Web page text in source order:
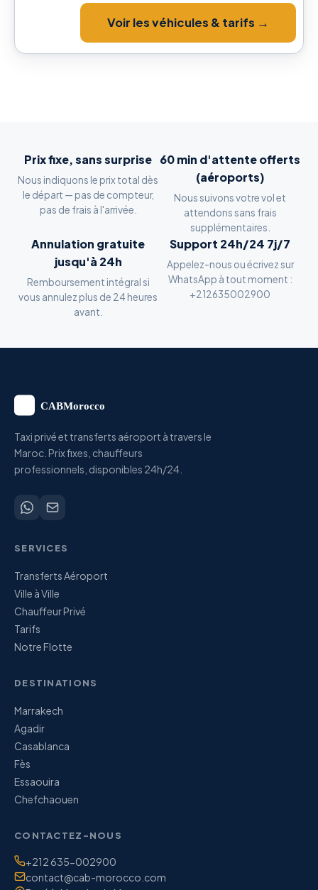
Voir les véhicules & tarifs →
Prix fixe, sans surprise
Nous indiquons le prix total dès
le départ — pas de compteur,
pas de frais à l'arrivée.
60 min d'attente offerts
(aéroports)
Nous suivons votre vol et
attendons sans frais
supplémentaires.
Annulation gratuite
jusqu'à 24h
Remboursement intégral si
vous annulez plus de 24 heures
avant.
Support 24h/24 7j/7
Appelez-nous ou écrivez sur
WhatsApp à tout moment :
+212635002900
Taxi privé et transferts aéroport à travers le
Maroc. Prix fixes, chauffeurs
professionnels, disponibles 24h/24.
SERVICES
Transferts Aéroport
Ville à Ville
Chauffeur Privé
Tarifs
Notre Flotte
DESTINATIONS
Marrakech
Agadir
Casablanca
Fès
Essaouira
Chefchaouen
CONTACTEZ-NOUS
Téléphone / WhatsApp:
+212 635-002900
E-mail:
contact@cab-morocco.com